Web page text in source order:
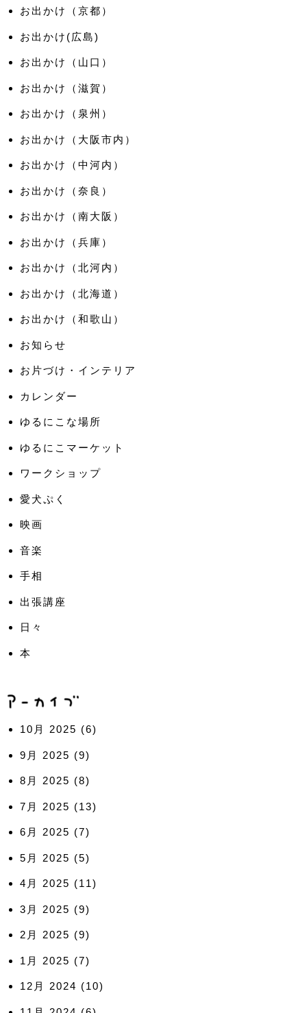
お出かけ（京都）
お出かけ(広島)
お出かけ（山口）
お出かけ（滋賀）
お出かけ（泉州）
お出かけ（大阪市内）
お出かけ（中河内）
お出かけ（奈良）
お出かけ（南大阪）
お出かけ（兵庫）
お出かけ（北河内）
お出かけ（北海道）
お出かけ（和歌山）
お知らせ
お片づけ・インテリア
カレンダー
ゆるにこな場所
ゆるにこマーケット
ワークショップ
愛犬ぷく
映画
音楽
手相
出張講座
日々
本
10月 2025 (6)
9月 2025 (9)
8月 2025 (8)
7月 2025 (13)
6月 2025 (7)
5月 2025 (5)
4月 2025 (11)
3月 2025 (9)
2月 2025 (9)
1月 2025 (7)
12月 2024 (10)